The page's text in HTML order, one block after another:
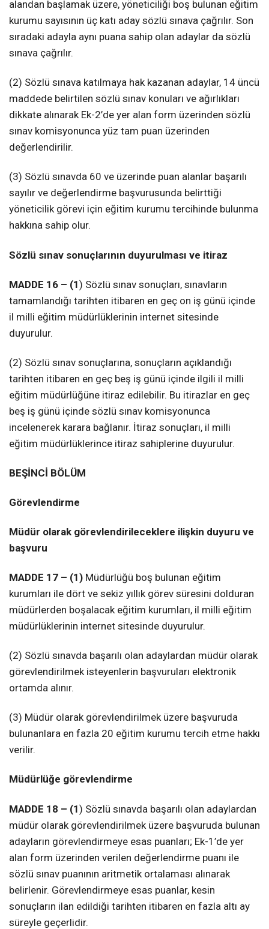
alandan başlamak üzere, yöneticiliği boş bulunan eğitim
kurumu sayısının üç katı aday sözlü sınava çağrılır. Son
sıradaki adayla aynı puana sahip olan adaylar da sözlü
sınava çağrılır.
(2) Sözlü sınava katılmaya hak kazanan adaylar, 14 üncü
maddede belirtilen sözlü sınav konuları ve ağırlıkları
dikkate alınarak Ek-2’de yer alan form üzerinden sözlü
sınav komisyonunca yüz tam puan üzerinden
değerlendirilir.
(3) Sözlü sınavda 60 ve üzerinde puan alanlar başarılı
sayılır ve değerlendirme başvurusunda belirttiği
yöneticilik görevi için eğitim kurumu tercihinde bulunma
hakkına sahip olur.
Sözlü sınav sonuçlarının duyurulması ve itiraz
MADDE 16 – (1) Sözlü sınav sonuçları, sınavların
tamamlandığı tarihten itibaren en geç on iş günü içinde
il milli eğitim müdürlüklerinin internet sitesinde
duyurulur.
(2) Sözlü sınav sonuçlarına, sonuçların açıklandığı
tarihten itibaren en geç beş iş günü içinde ilgili il milli
eğitim müdürlüğüne itiraz edilebilir. Bu itirazlar en geç
beş iş günü içinde sözlü sınav komisyonunca
incelenerek karara bağlanır. İtiraz sonuçları, il milli
eğitim müdürlüklerince itiraz sahiplerine duyurulur.
BEŞİNCİ BÖLÜM
Görevlendirme
Müdür olarak görevlendirileceklere ilişkin duyuru ve
başvuru
MADDE 17 – (1) Müdürlüğü boş bulunan eğitim
kurumları ile dört ve sekiz yıllık görev süresini dolduran
müdürlerden boşalacak eğitim kurumları, il milli eğitim
müdürlüklerinin internet sitesinde duyurulur.
(2) Sözlü sınavda başarılı olan adaylardan müdür olarak
görevlendirilmek isteyenlerin başvuruları elektronik
ortamda alınır.
(3) Müdür olarak görevlendirilmek üzere başvuruda
bulunanlara en fazla 20 eğitim kurumu tercih etme hakkı
verilir.
Müdürlüğe görevlendirme
MADDE 18 – (1) Sözlü sınavda başarılı olan adaylardan
müdür olarak görevlendirilmek üzere başvuruda bulunan
adayların görevlendirmeye esas puanları; Ek-1’de yer
alan form üzerinden verilen değerlendirme puanı ile
sözlü sınav puanının aritmetik ortalaması alınarak
belirlenir. Görevlendirmeye esas puanlar, kesin
sonuçların ilan edildiği tarihten itibaren en fazla altı ay
süreyle geçerlidir.